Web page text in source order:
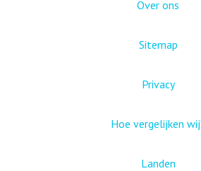
Over ons
Sitemap
Privacy
Hoe vergelijken
Landen